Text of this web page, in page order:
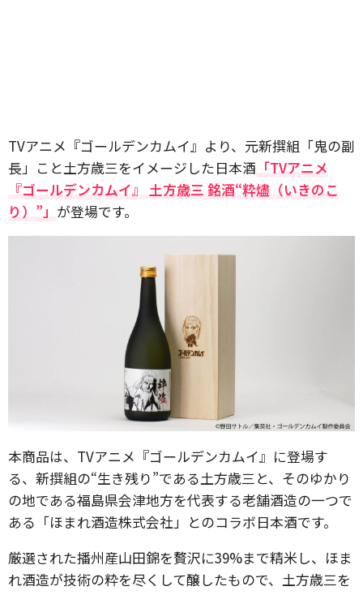
TVアニメ『ゴールデンカムイ』より、元新撰組「鬼の副
長」こと土方歳三をイメージした日本酒 「TVアニメ
『ゴールデンカムイ』 土方歳三 銘酒“粋燼（いきのこ
り）”」 が登場です。
本商品は、TVアニメ『ゴールデンカムイ』に登場す
る、新撰組の“生き残り”である土方歳三と、そのゆかり
の地である福島県会津地方を代表する老舗酒造の一つで
ある「ほまれ酒造株式会社」とのコラボ日本酒です。
厳選された播州産山田錦を贅沢に39%まで精米し、ほま
れ酒造が技術の粋を尽くして醸したもので、土方歳三を